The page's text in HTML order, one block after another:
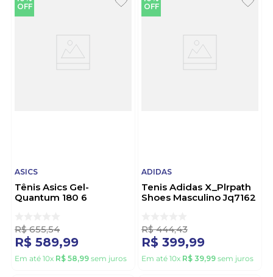
OFF
ASICS
Tênis Asics Gel-
Quantum 180 6
R$ 655,54
R$ 589,99
Em até 10x R$ 58,99 sem juros
OFF
ADIDAS
Tenis Adidas X_Plrpath
Shoes Masculino Jq7162
R$ 444,43
R$ 399,99
Em até 10x R$ 39,99 sem juros